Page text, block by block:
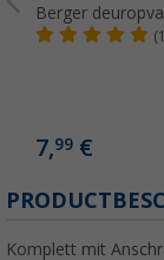
Berger
7,99 €
Komplett mit